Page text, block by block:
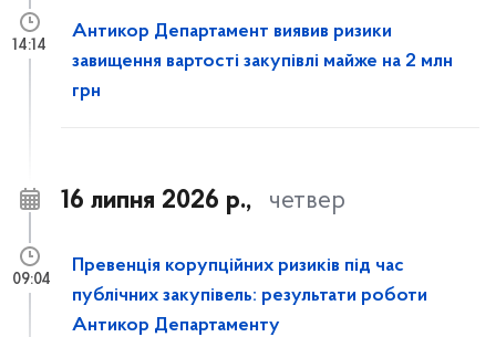
Антикор Департамент виявив ризики
завищення вартості закупівлі майже на 2 млн
грн
14:14
16 липня 2026 р., четвер
Превенція корупційних ризиків під час
публічних закупівель: результати роботи
Антикор Департаменту
09:04